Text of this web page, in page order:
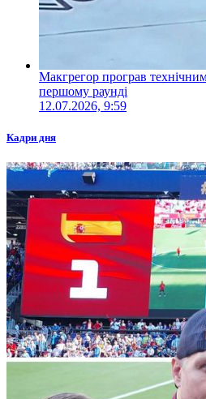
Макгрегор програв
першому раунді
12.07.2026, 9:59
Кадри дня